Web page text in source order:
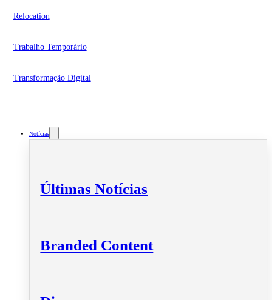
Relocation
Trabalho Temporário
Transformação Digital
Notícias
Últimas Notícias
Branded Content